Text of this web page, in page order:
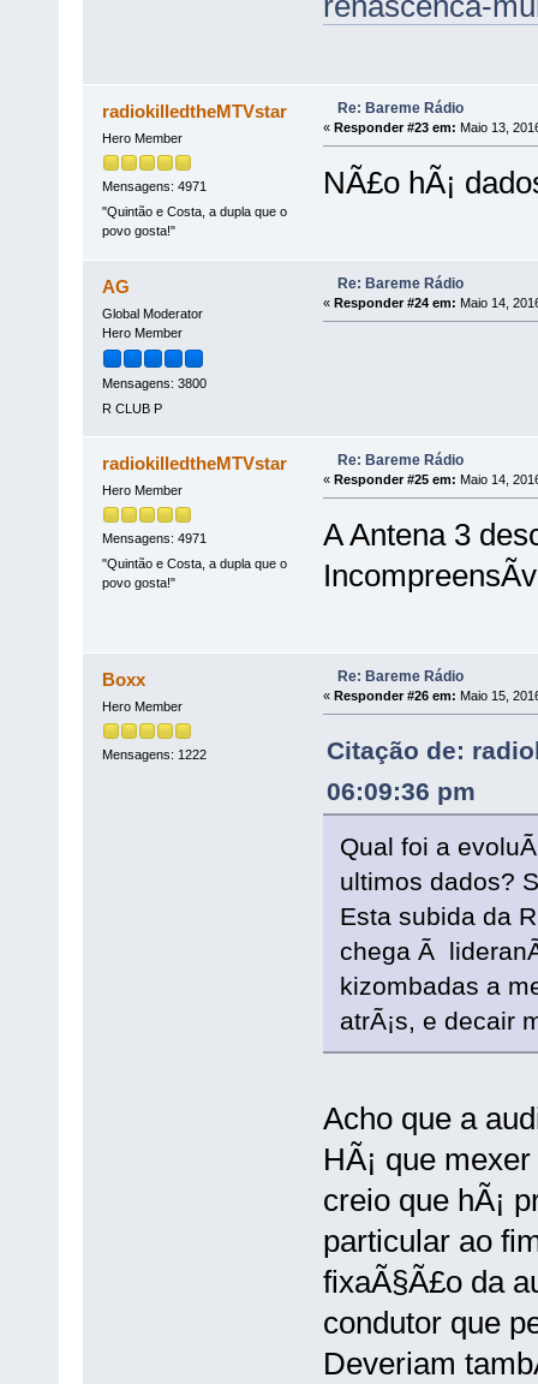
radiokilledtheMTVstar
Hero Member
Mensagens: 4971
"Quintão e Costa, a dupla que o
povo gosta!"
Re: Bareme Rádio
« Responder #23 em: Maio 13,
NÃ£o hÃ¡
AG
Global Moderator
Hero Member
Mensagens: 3800
R CLUB P
Re: Bareme Rádio
« Responder #24 em: Maio 14,
radiokilledtheMTVstar
Hero Member
Mensagens: 4971
"Quintão e Costa, a dupla que o
povo gosta!"
Re: Bareme Rádio
« Responder #25 em: Maio 14,
A Antena 3
Boxx
Hero Member
Mensagens: 1222
Re: Bareme Rádio
« Responder #26 em: Maio 15,
Citação de:
06:09:36 pm
Qual foi a
ultimos dados?
Esta subida da
chega Ã
kizombadas a
atrÃ¡s, e decair
Acho que a
HÃ¡ que
creio que hÃ¡
particular ao
fixaÃ§Ã£o da
condutor que
Deveriam